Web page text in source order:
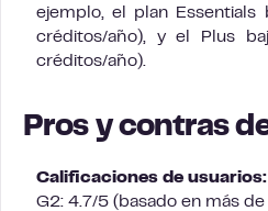
ejemplo, el plan
créditos/año), y el Plus
créditos/año).
Pros y contras
Calificaciones de usuarios:
G2: 4.7/5 (basado en más